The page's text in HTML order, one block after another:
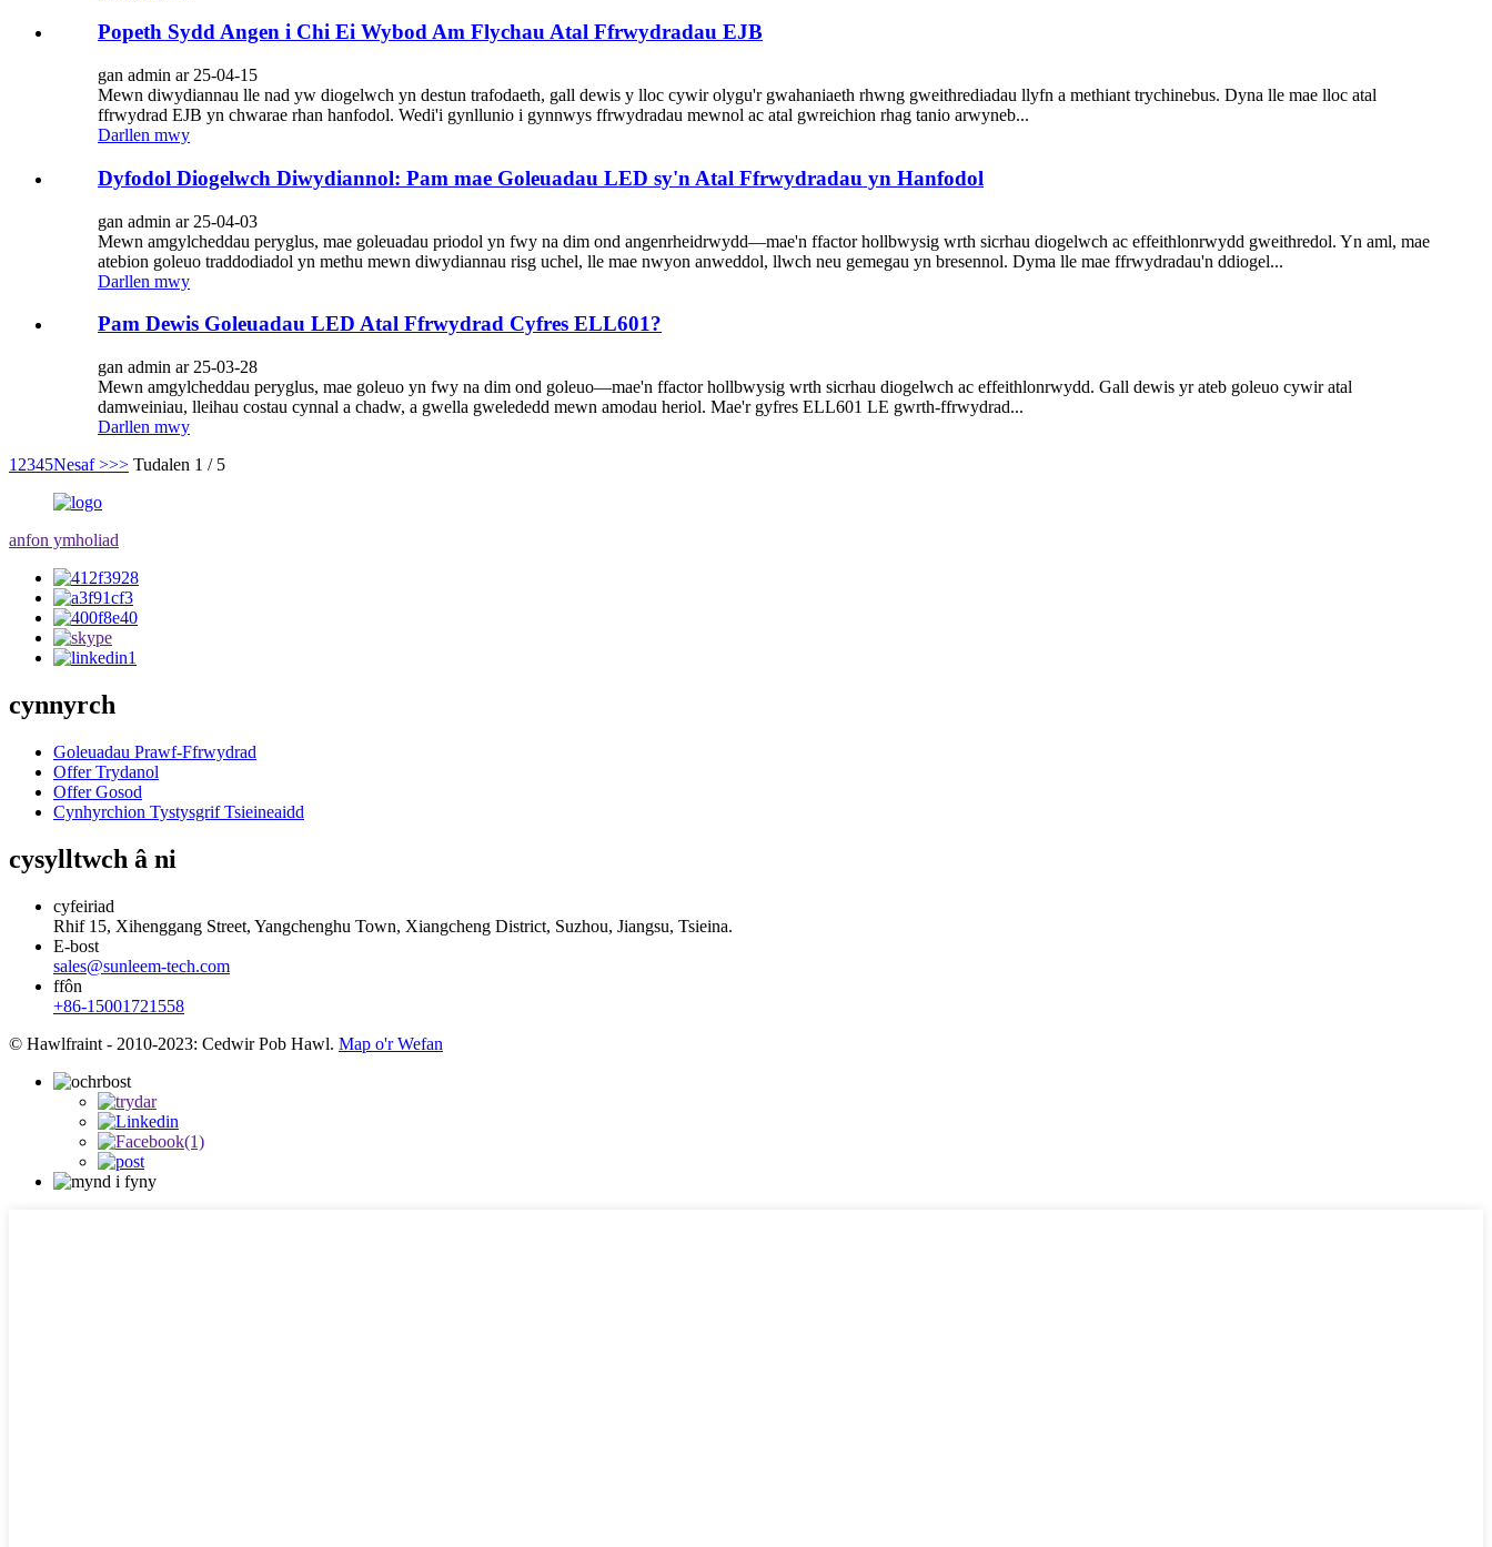
Popeth Sydd Angen i Chi Ei Wybod Am Flychau Atal Ffrwydradau EJB
gan admin ar 25-04-15
Mewn diwydiannau lle nad yw diogelwch yn destun trafodaeth, gall dewis y lloc cywir olygu'r gwahaniaeth rhwng gweithrediadau llyfn a methiant trychinebus. Dyna lle mae lloc atal
ffrwydrad EJB yn chwarae rhan hanfodol. Wedi'i gynllunio i gynnwys ffrwydradau mewnol ac atal gwreichion rhag tanio arwyneb...
Darllen mwy
Dyfodol Diogelwch Diwydiannol: Pam mae Goleuadau LED sy'n Atal Ffrwydradau yn Hanfodol
gan admin ar 25-04-03
Mewn amgylcheddau peryglus, mae goleuadau priodol yn fwy na dim ond angenrheidrwydd—mae'n ffactor hollbwysig wrth sicrhau diogelwch ac effeithlonrwydd gweithredol. Yn aml, mae
atebion goleuo traddodiadol yn methu mewn diwydiannau risg uchel, lle mae nwyon anweddol, llwch neu gemegau yn bresennol. Dyma lle mae ffrwydradau'n ddiogel...
Darllen mwy
Pam Dewis Goleuadau LED Atal Ffrwydrad Cyfres ELL601?
gan admin ar 25-03-28
Mewn amgylcheddau peryglus, mae goleuo yn fwy na dim ond goleuo—mae'n ffactor hollbwysig wrth sicrhau diogelwch ac effeithlonrwydd. Gall dewis yr ateb goleuo cywir atal
damweiniau, lleihau costau cynnal a chadw, a gwella gwelededd mewn amodau heriol. Mae'r gyfres ELL601 LE gwrth-ffrwydrad...
Darllen mwy
1 2345Nesaf >>> Tudalen 1 / 5
anfon ymholiad
cynnyrch
Goleuadau Prawf-Ffrwydrad
Offer Trydanol
Offer Gosod
Cynhyrchion Tystysgrif Tsieineaidd
cysylltwch â ni
cyfeiriad
Rhif 15, Xihenggang Street, Yangchenghu Town, Xiangcheng District, Suzhou, Jiangsu, Tsieina.
E-bost
sales@sunleem-tech.com
ffôn
+86-15001721558
© Hawlfraint - 2010-2023: Cedwir Pob Hawl. Map o'r Wefan